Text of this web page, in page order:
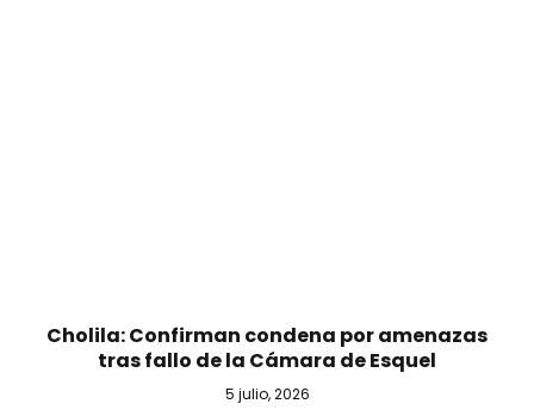
Cholila: Confirman condena por amenazas
tras fallo de la Cámara de Esquel
5 julio, 2026